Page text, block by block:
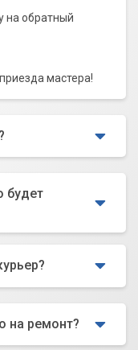
на обратный
мастера!
будет
на ремонт?